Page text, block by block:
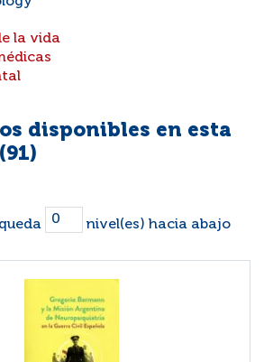
la vida
disponibles en esta
91)
nivel(es) hacia abajo